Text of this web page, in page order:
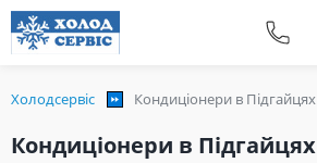
Холодсервіс Кондиціонери в Підгайцях
Кондиціонери в Підгайцях